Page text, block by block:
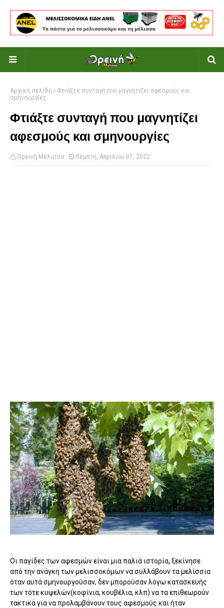
Αρχική σελίδα
Φτιάξτε συνταγή που μαγνητίζει αφεσμούς και
σμηνουργίες
Φτιάξτε συνταγή που μαγνητίζει
αφεσμούς και σμηνουργίες
Ορεινή Μέλισσα Πέμπτη, Απριλίου 07, 2022
Οι παγίδες των αφεσμών είναι μια παλιά ιστορία, ξεκίνησε
από την ανάγκη των μελισσοκόμων να συλλάβουν τα μελίσσια
όταν αυτά σμηνουργούσαν, δεν μπορούσαν λόγω κατασκευής
των τότε κυψελών(κοφίνια, κουβέλια, κλπ) να τα επιθεωρούν
τακτικά για να προλαμβάνουν τους αφεσμούς και ήταν